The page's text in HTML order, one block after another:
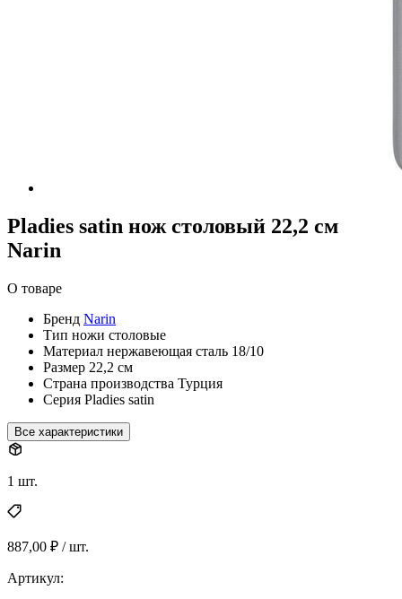
Pladies satin нож столовый 22,2 см
Narin
О товаре
Бренд Narin
Тип ножи столовые
Материал нержавеющая сталь 18/10
Размер 22,2 см
Страна производства Турция
Серия Pladies satin
Все характеристики
1 шт.
887,00 ₽ / шт.
Артикул: